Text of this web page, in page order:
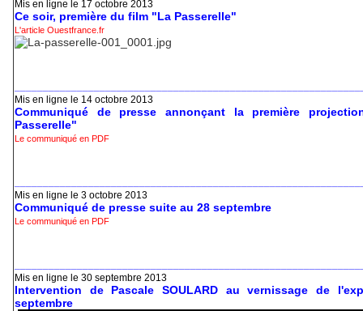
Mis en ligne le 17 octobre 2013
Ce soir, première du film "La Passerelle"
L'article Ouestfrance.fr
Mis en ligne le 14 octobre 2013
Communiqué de presse annonçant la première
Passerelle"
Le communiqué en PDF
Mis en ligne le 3 octobre 2013
Communiqué de presse suite au 28 septembre
Le communiqué en PDF
Mis en ligne le 30 septembre 2013
Intervention de Pascale SOULARD au vernissage de
septembre